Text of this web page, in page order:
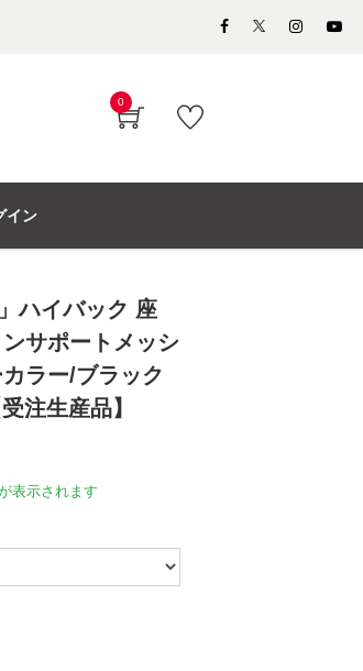
0
イン
ハイバック 座
サポートメッシ
ラー/ブラック
注生産品】
表示されます